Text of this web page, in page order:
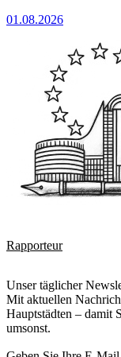
01.08.2026
Rapporteur
Unser täglicher
Mit aktuellen
Hauptstädten – damit
umsonst.